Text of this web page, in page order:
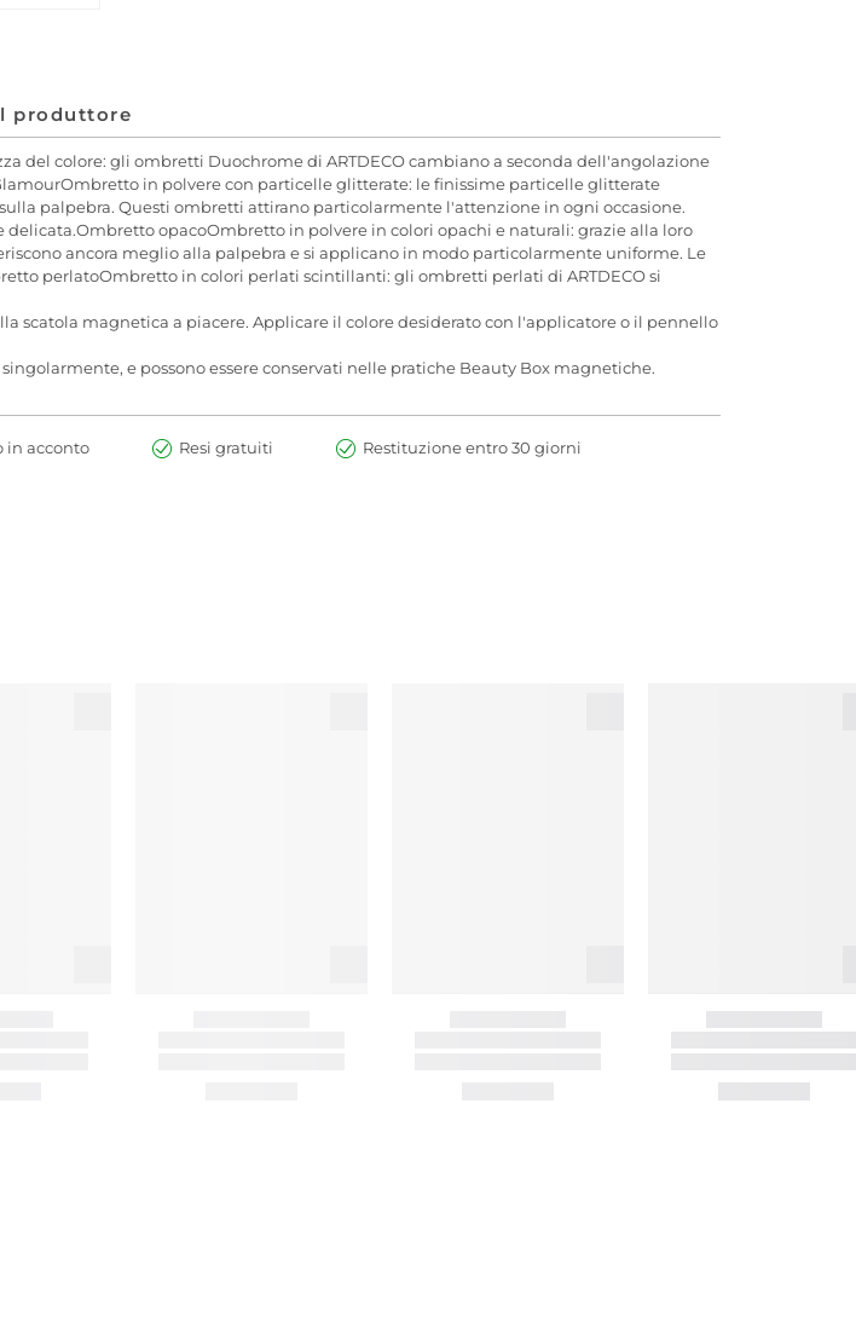
produttore
del colore: gli ombretti Duochrome di ARTDECO cambiano a seconda dell'angolazione
in polvere con particelle glitterate: le finissime particelle glitterate
palpebra. Questi ombretti attirano particolarmente l'attenzione in ogni occasione.
opacoOmbretto in polvere in colori opachi e naturali: grazie alla loro
ancora meglio alla palpebra e si applicano in modo particolarmente uniforme. Le
perlatoOmbretto in colori perlati scintillanti: gli ombretti perlati di ARTDECO si
scatola magnetica a piacere. Applicare il colore desiderato con l'applicatore o il pennello
e possono essere conservati nelle pratiche Beauty Box magnetiche.
in acconto Resi gratuiti Restituzione entro 30 giorni